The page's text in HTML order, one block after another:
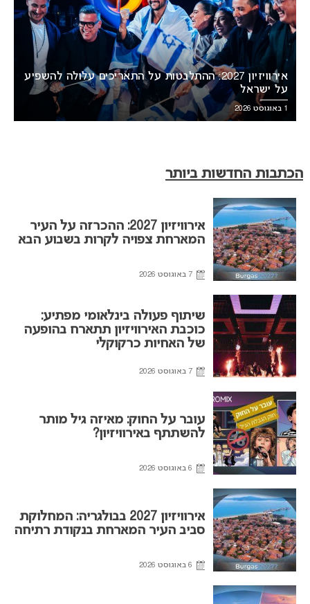
אירוויזיון 2027: ההתלבטות על התאריכים עלולה להשפיע
על ישראל
הכתבות החדשות ביותר
אירוויזיון 2027: ההכרזה על העיר
המארחת צפויה לקרות בשבוע הבא
7 באוגוסט 2026
שיתוף פעולה בינלאומי מפתיע:
כוכבת האירוויזיון תתארח בהופעה
של האחיות כרקוקלי
7 באוגוסט 2026
עובר על החוק: מאיזה גיל מותר
להשתתף באירוויזיון?
6 באוגוסט 2026
אירוויזיון 2027 בבולגריה: המחלוקת
סביב העיר המארחת בנקודת רתיחה
6 באוגוסט 2026